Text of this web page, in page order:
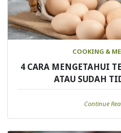
COOKING &
4 CARA MENGETAHUI
ATAU SUDAH
Continue